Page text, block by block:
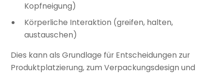
Kopfneigung)
Körperliche Interaktion (greifen, halten,
austauschen)
Dies kann als Grundlage für Entscheidungen zur
Produktplatzierung, zum Verpackungsdesign und